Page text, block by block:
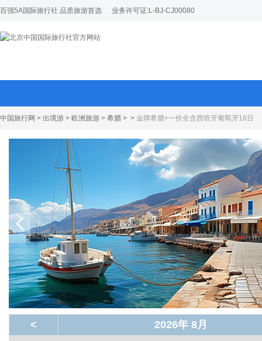
百强5A国际旅行社 品质旅游首选 业务许可证:L-BJ-CJ00080
中国旅行网 > 出境游 > 欧洲旅游 > 希腊 > > 金牌希腊+一价全含西班牙葡萄牙16日
< 2026年 8月